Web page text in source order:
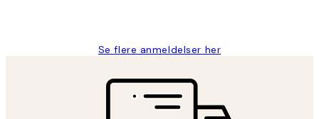
Se flere anmeldelser her